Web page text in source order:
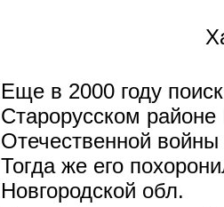
Еще в 2000 году
Старорусском
Отечественной
Тогда же его
Новгородской обл.